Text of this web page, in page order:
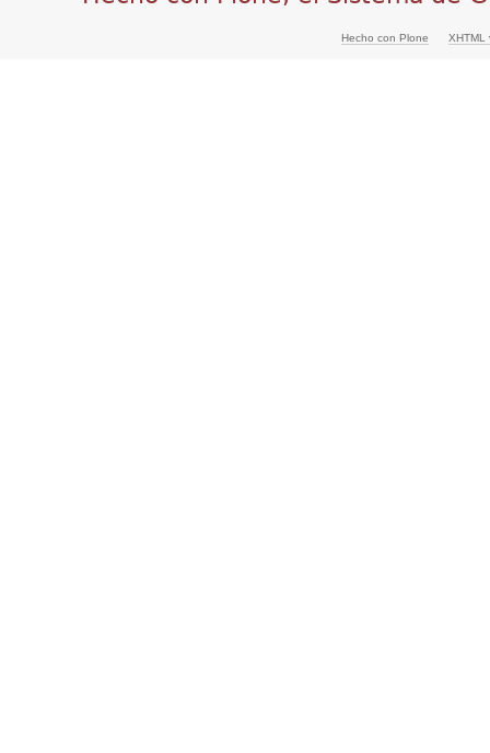
Hecho con Plone XHTML